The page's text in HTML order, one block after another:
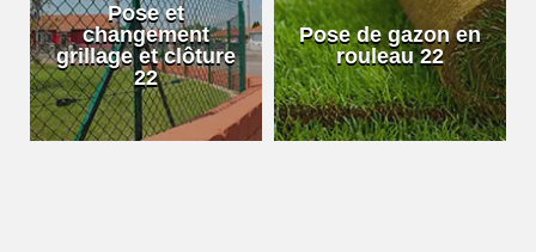
Pose et
changement
grillage et clôture
22
Pose de gazon en
rouleau 22